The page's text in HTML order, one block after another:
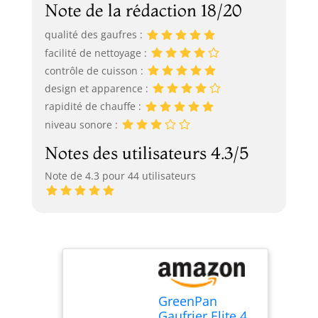
Note de la rédaction 18/20
qualité des gaufres :
facilité de nettoyage :
contrôle de cuisson :
design et apparence :
rapidité de chauffe :
niveau sonore :
Notes des utilisateurs 4.3/5
Note de 4.3 pour 44 utilisateurs
GreenPan